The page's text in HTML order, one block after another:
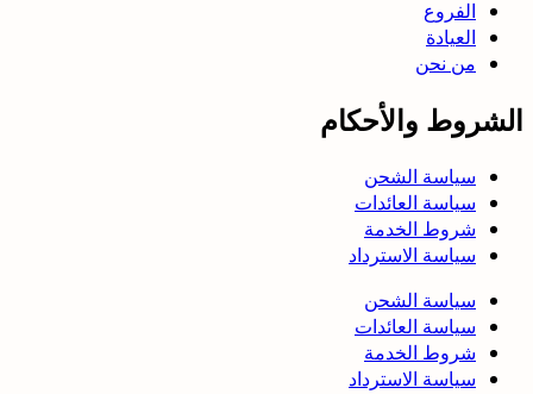
الفروع
العيادة
من نحن
الشروط والأحكام
سياسة الشحن
سياسة العائدات
شروط الخدمة
سياسة الاسترداد
سياسة الشحن
سياسة العائدات
شروط الخدمة
سياسة الاسترداد